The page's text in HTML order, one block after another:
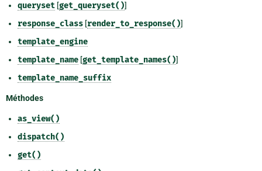
queryset [get_queryset()]
response_class [render_to_response()]
template_engine
template_name [get_template_names()]
template_name_suffix
Méthodes
as_view()
dispatch()
get()